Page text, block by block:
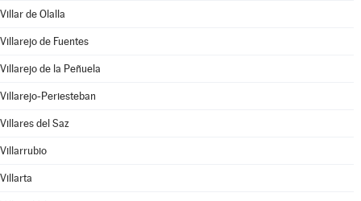
Villar de Olalla
Villarejo de Fuentes
Villarejo de la Peñuela
Villarejo-Periesteban
Villares del Saz
Villarrubio
Villarta